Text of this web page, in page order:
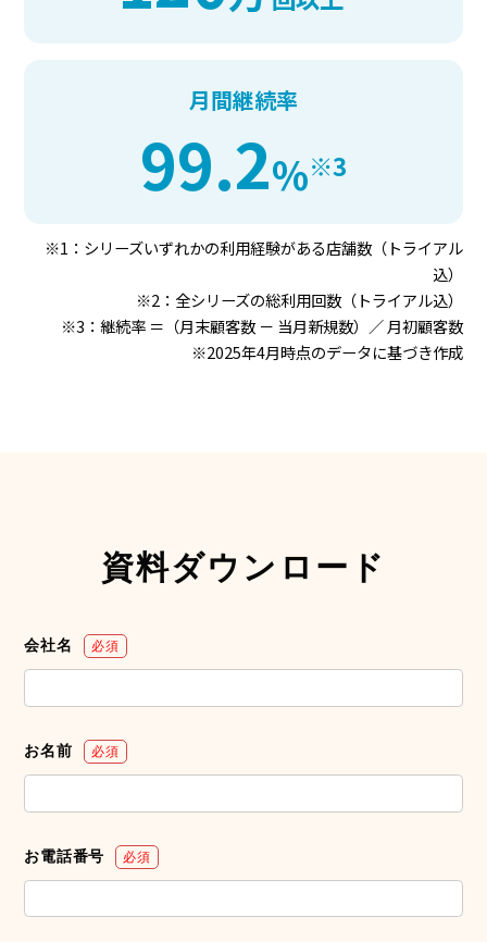
月間継続率
99.2%※3
※1：シリーズいずれかの利用経験がある店舗数（トライアル
込）
※2：全シリーズの総利用回数（トライアル込）
※3：継続率 ＝（月末顧客数 － 当月新規数）／ 月初顧客数
※2025年4月時点のデータに基づき作成
資料ダウンロード
会社名 必須
お名前 必須
お電話番号 必須